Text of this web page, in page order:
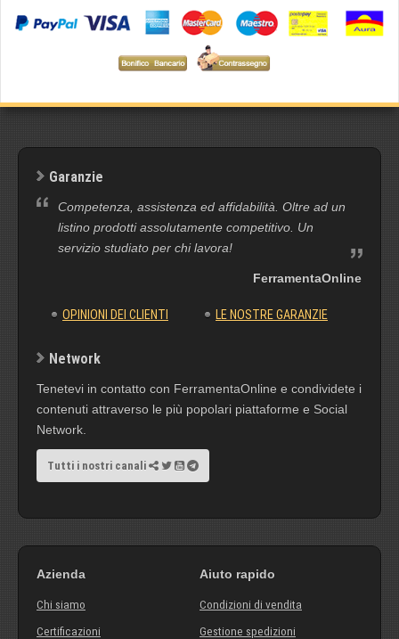
Garanzie
Competenza, assistenza ed affidabilità. Oltre ad un
listino prodotti assolutamente competitivo. Un
servizio studiato per chi lavora!
FerramentaOnline
OPINIONI DEI CLIENTI LE NOSTRE GARANZIE
Network
Tenetevi in contatto con FerramentaOnline e condividete i
contenuti attraverso le più popolari piattaforme e Social
Network.
Tutti i nostri canali
Azienda
Chi siamo
Certificazioni
Aiuto rapido
Condizioni di vendita
Gestione spedizioni